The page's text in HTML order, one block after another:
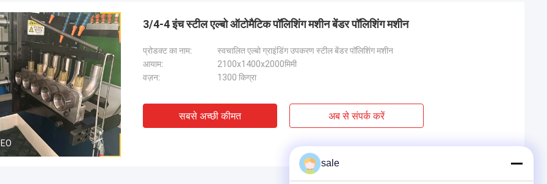
3/4-4 इंच स्टील एल्बो ऑटोमैटिक पॉलिशिंग मशीन बेंडर पॉलिशिंग मशीन
प्रोडक्ट का नाम:
स्वचालित एल्बो ग्राइंडिंग उपकरण स्टील बेंडर पॉलिशिंग मशीन
आयाम:
2100x1400x2000मिमी
वज़न:
1300 किग्रा
सबसे अच्छी कीमत अब से संपर्क करें
sale